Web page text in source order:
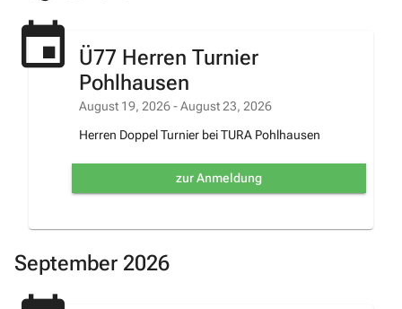
Ü77 Herren Turnier
Pohlhausen
August 19, 2026- August 23, 2026
Herren Doppel Turnier bei TURA Pohlhausen
zur Anmeldung
September 2026